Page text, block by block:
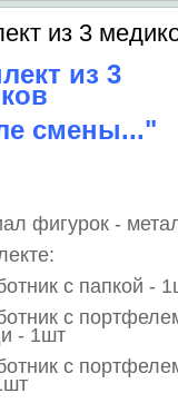
из 3
из 3
смены..."
фигурок -
с папкой -
с
- 1шт
с